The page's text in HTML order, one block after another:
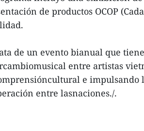
de productos OCOP
de un evento bianual que
entre artistas
e impulsando
entre lasnaciones./.